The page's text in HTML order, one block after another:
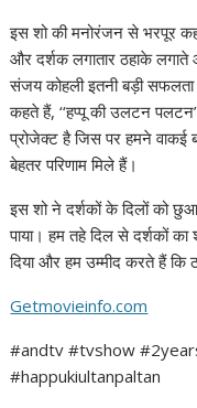
इस शो की मनोरंजन से भरपूर
और दर्शक लगातार ठहाके
संजय कोहली इतनी बड़ी
कहते हैं, ‘‘हप्पू की उलटन
प्रोजेक्ट है जिस पर हमने वाकई
बेहतर परिणाम मिले हैं।
इस शो ने दर्शकों के दिलों को
पाया। हम तहे दिल से दर्शकों का
दिया और हम उम्मीद करते हैं कि
Getmovieinfo.com
#andtv #tvshow
#happukiultanpaltan